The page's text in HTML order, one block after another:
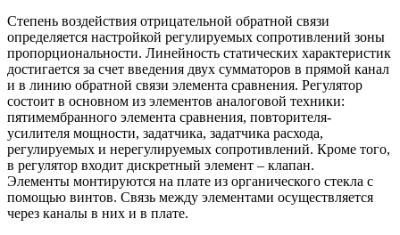
Степень воздействия отрицательной обратной связи
определяется настройкой регулируемых сопротивлений зоны
пропорциональности. Линейность статических характеристик
достигается за счет введения двух сумматоров в прямой канал
и в линию обратной связи элемента сравнения. Регулятор
состоит в основном из элементов аналоговой техники:
пятимембранного элемента сравнения, повторителя-
усилителя мощности, задатчика, задатчика расхода,
регулируемых и нерегулируемых сопротивлений. Кроме того,
в регулятор входит дискретный элемент – клапан.
Элементы монтируются на плате из органического стекла с
помощью винтов. Связь между элементами осуществляется
через каналы в них и в плате.